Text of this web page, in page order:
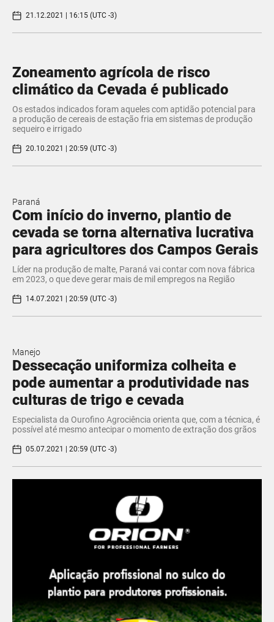
21.12.2021 | 16:15 (UTC -3)
Zoneamento agrícola de risco
climático da Cevada é publicado
Os estados indicados foram aqueles com aptidão potencial para
a produção de cereais de estação fria em sistemas de produção
sequeiro e irrigado
20.10.2021 | 20:59 (UTC -3)
Paraná
Com início do inverno, plantio de
cevada se torna alternativa lucrativa
para agricultores dos Campos Gerais
Líder na produção de malte, Paraná vai contar com nova fábrica
em 2023, o que deve gerar mais de mil empregos na Região
14.07.2021 | 20:59 (UTC -3)
Manejo
Dessecação uniformiza colheita e
pode aumentar a produtividade nas
culturas de trigo e cevada
Especialista da Ourofino Agrociência orienta que, com a técnica, é
possível até mesmo antecipar o momento de extração dos grãos
05.07.2021 | 20:59 (UTC -3)